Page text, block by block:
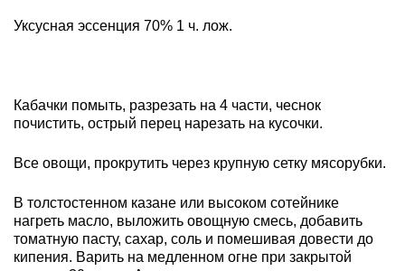
Уксусная эссенция 70% 1 ч. лож.
Кабачки помыть, разрезать на 4 части, чеснок
почистить, острый перец нарезать на кусочки.
Все овощи, прокрутить через крупную сетку мясорубки.
В толстостенном казане или высоком сотейнике
нагреть масло, выложить овощную смесь, добавить
томатную пасту, сахар, соль и помешивая довести до
кипения. Варить на медленном огне при закрытой